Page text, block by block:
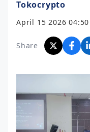
Tokocrypto
April 15 2026 04:50
Share